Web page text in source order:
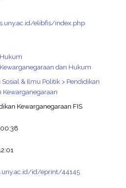
elibfis/index.php
dan Hukum
& Ilmu Politik > Pendidikan
Kewarganegaraan
Kewarganegaraan FIS
id/eprint/44145